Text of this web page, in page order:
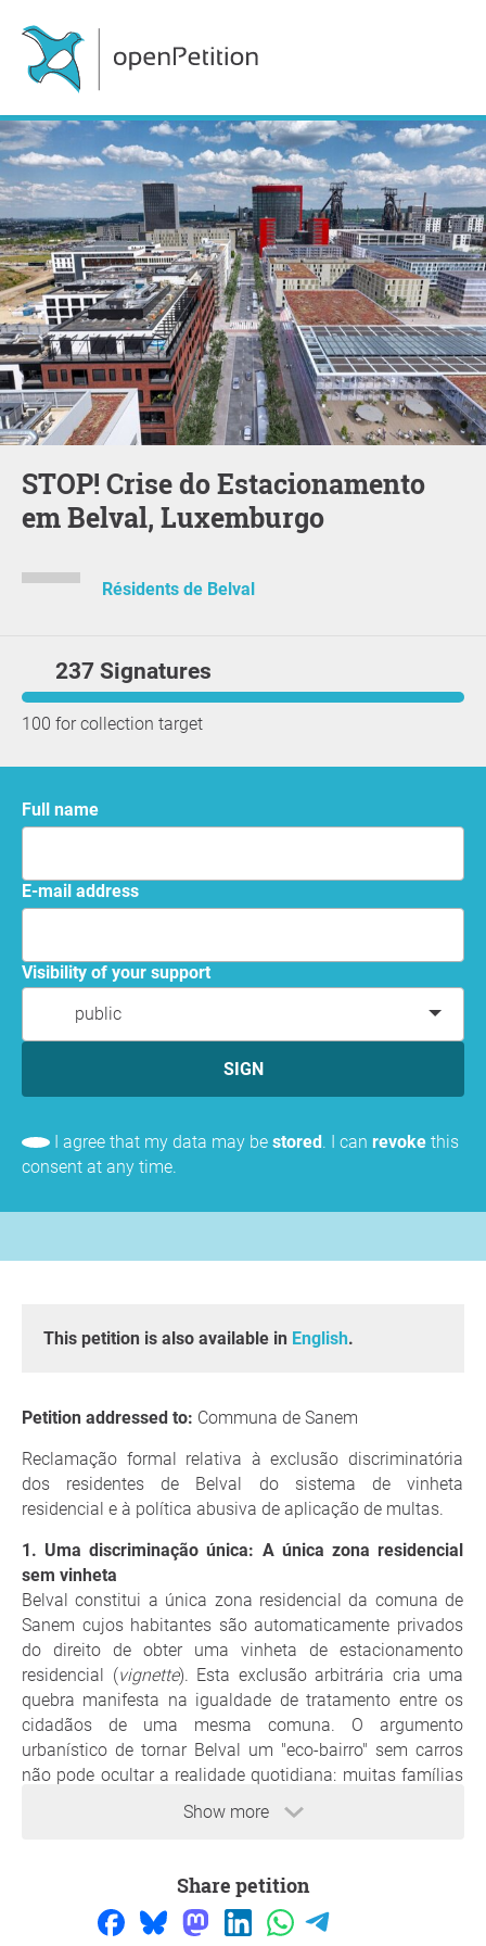
STOP! Crise do Estacionamento
em Belval, Luxemburgo
Résidents de Belval
237 Signatures
100 for collection target
Full name
E-mail address
Visibility of your support
public
SIGN
I agree that my data may be stored. I can revoke this
consent at any time.
This petition is also available in English.
Show more
Petition addressed to: Communa de Sanem
Reclamação formal relativa à exclusão discriminatória
dos residentes de Belval do sistema de vinheta
residencial e à política abusiva de aplicação de multas.
1. Uma discriminação única: A única zona residencial
sem vinheta
Belval constitui a única zona residencial da comuna de
Sanem cujos habitantes são automaticamente privados
do direito de obter uma vinheta de estacionamento
residencial (vignette). Esta exclusão arbitrária cria uma
quebra manifesta na igualdade de tratamento entre os
cidadãos de uma mesma comuna. O argumento
urbanístico de tornar Belval um "eco-bairro" sem carros
não pode ocultar a realidade quotidiana: muitas famílias
familiares, e a configuração das infraestruturas atuais
2. A insuficiência crítica das infraestruturas e o limite
máximo de estacionamento de 2 horas
O bairro está a passar por uma densificação imobiliária
Share petition